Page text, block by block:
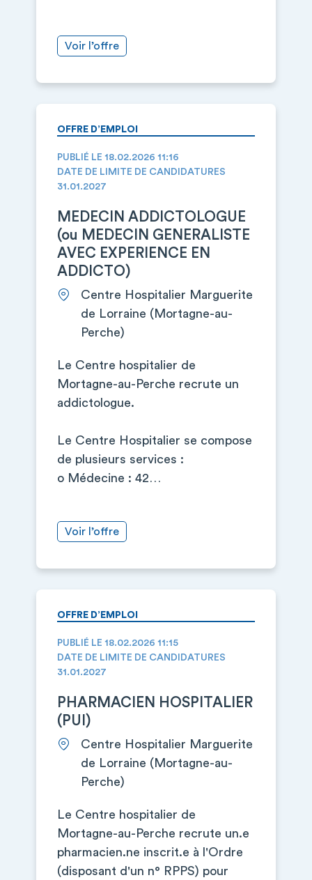
Voir l’offre
OFFRE D’EMPLOI
PUBLIÉ LE 18.02.2026 11:16
DATE DE LIMITE DE CANDIDATURES
31.01.2027
MEDECIN ADDICTOLOGUE
(ou MEDECIN GENERALISTE
AVEC EXPERIENCE EN
ADDICTO)
Centre Hospitalier Marguerite
de Lorraine (Mortagne-au-
Perche)
Le Centre hospitalier de
Mortagne-au-Perche recrute un
addictologue.
Le Centre Hospitalier se compose
de plusieurs services :
o Médecine : 42…
Voir l’offre
OFFRE D’EMPLOI
PUBLIÉ LE 18.02.2026 11:15
DATE DE LIMITE DE CANDIDATURES
31.01.2027
PHARMACIEN HOSPITALIER
(PUI)
Centre Hospitalier Marguerite
de Lorraine (Mortagne-au-
Perche)
Le Centre hospitalier de
Mortagne-au-Perche recrute un.e
pharmacien.ne inscrit.e à l'Ordre
(disposant d'un n° RPPS) pour